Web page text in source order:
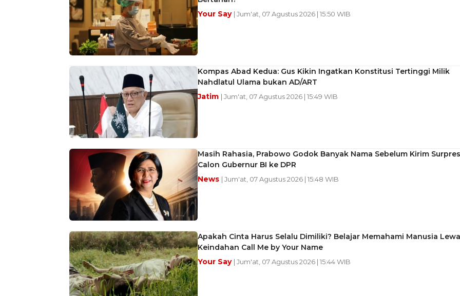
Your Say | Jum'at, 07 Agustus 2026 | 15:50 WIB
Kompas Abad Kedua: Gus Kikin Ingatkan Konstitusi Tertinggi Milik
Nahdlatul Ulama bukan AD/ART
Jatim | Jum'at, 07 Agustus 2026 | 15:49 WIB
Masih Rahasia, Prabowo Godok Banyak Nama Sebelum Kirim Surpres
Calon Gubernur BI ke DPR
News | Jum'at, 07 Agustus 2026 | 15:48 WIB
Apakah Cinta Harus Selalu Dimiliki? Belajar Memahami Manusia
Keindahan Call Me by Your Name
Your Say | Jum'at, 07 Agustus 2026 | 15:44 WIB